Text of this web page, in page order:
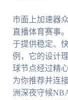
市面上加速器
直播体育赛事
于提供稳定、
例，它的设计
球节点经过精
为你推荐并连
洲深夜守候